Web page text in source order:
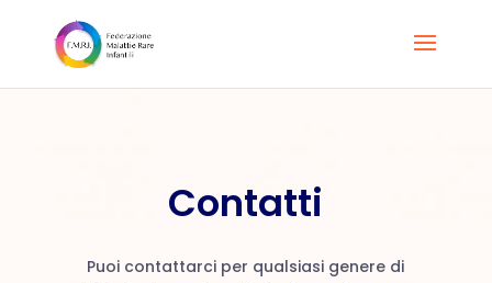
Contatti
Puoi contattarci per qualsiasi genere di